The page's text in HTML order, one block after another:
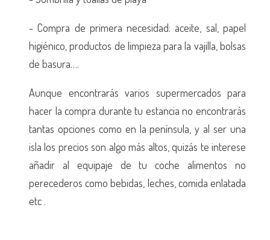
- Compra de primera necesidad: aceite, sal, papel
higiénico, productos de limpieza para la vajilla, bolsas
de basura….
Aunque encontrarás varios supermercados para
hacer la compra durante tu estancia no encontrarás
tantas opciones como en la península, y al ser una
isla los precios son algo más altos, quizás te interese
añadir al equipaje de tu coche alimentos no
perecederos como bebidas, leches, comida enlatada
etc .